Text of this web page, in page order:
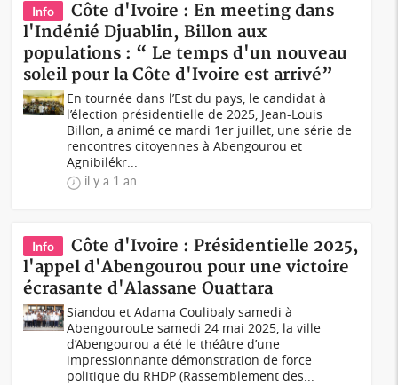
Info
Côte d'Ivoire : En meeting dans
l'Indénié Djuablin, Billon aux
populations : “ Le temps d'un nouveau
soleil pour la Côte d'Ivoire est arrivé”
En tournée dans l’Est du pays, le candidat à
l’élection présidentielle de 2025, Jean-Louis
Billon, a animé ce mardi 1er juillet, une série de
rencontres citoyennes à Abengourou et
Agnibilékr...
il y a 1 an
Info
Côte d'Ivoire : Présidentielle 2025,
l'appel d'Abengourou pour une victoire
écrasante d'Alassane Ouattara
Siandou et Adama Coulibaly samedi à
AbengourouLe samedi 24 mai 2025, la ville
d’Abengourou a été le théâtre d’une
impressionnante démonstration de force
politique du RHDP (Rassemblement des...